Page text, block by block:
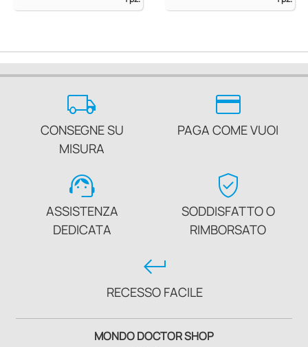
local_shipping
CONSEGNE SU
MISURA
credit_card
PAGA COME VUOI
support_agent
ASSISTENZA
DEDICATA
verified_user
SODDISFATTO O
RIMBORSATO
keyboard_return
RECESSO FACILE
MONDO DOCTOR SHOP